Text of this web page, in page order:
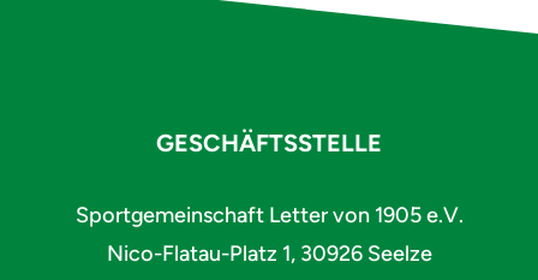
GESCHÄFTSSTELLE
Sportgemeinschaft Letter von 1905 e.V.
Nico-Flatau-Platz 1, 30926 Seelze